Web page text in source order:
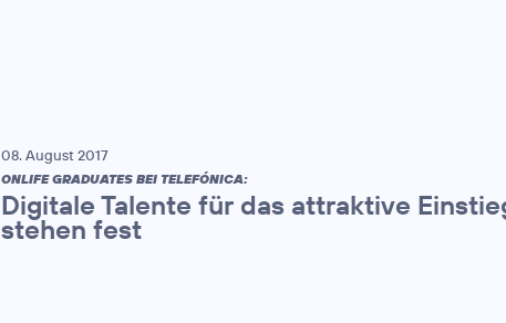
08. August 2017
ONLIFE GRADUATES BEI TELEFÓNICA:
Digitale Talente für das attraktive
stehen fest